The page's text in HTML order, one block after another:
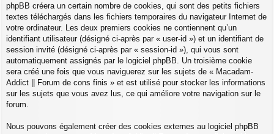
phpBB créera un certain nombre de cookies, qui sont des petits fichiers
textes téléchargés dans les fichiers temporaires du navigateur Internet de
votre ordinateur. Les deux premiers cookies ne contiennent qu’un
identifiant utilisateur (désigné ci-après par « user-id ») et un identifiant de
session invité (désigné ci-après par « session-id »), qui vous sont
automatiquement assignés par le logiciel phpBB. Un troisième cookie
sera créé une fois que vous naviguerez sur les sujets de « Macadam-
Addict || Forum de cons finis » et est utilisé pour stocker les informations
sur les sujets que vous avez lus, ce qui améliore votre navigation sur le
forum.
Nous pouvons également créer des cookies externes au logiciel phpBB